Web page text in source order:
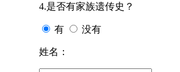
4.是否有家族遗传史？
有 没有
姓名：